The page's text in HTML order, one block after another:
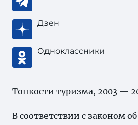
Дзен
Одноклассники
Тонкости туризма, 2003 —
В соответствии с законом об